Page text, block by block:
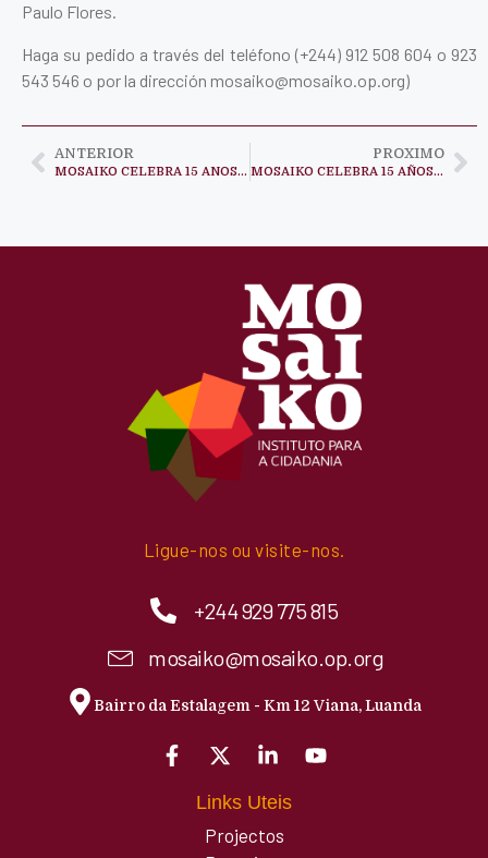
Paulo Flores.
Haga su pedido a través del teléfono (+244) 912 508 604 o 923
543 546 o por la dirección mosaiko@mosaiko.op.org)
ANTERIOR
MOSAIKO CELEBRA 15 ANOS AO SERVIÇO DA CIDADANIA EM ANGOLA
PROXIMO
MOSAIKO CELEBRA 15 AÑOS AL SERVICIO DE LA CIUDADANIA EN ANGOLA
Ligue-nos ou visite-nos.
+244 929 775 815
mosaiko@mosaiko.op.org
Bairro da Estalagem - Km 12 Viana, Luanda
Links Uteis
Projectos